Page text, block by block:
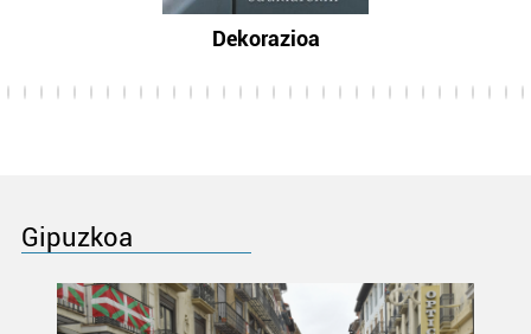
Dekorazioa
Gipuzkoa